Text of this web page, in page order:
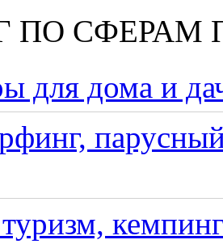
ПО СФЕРАМ
для дома и